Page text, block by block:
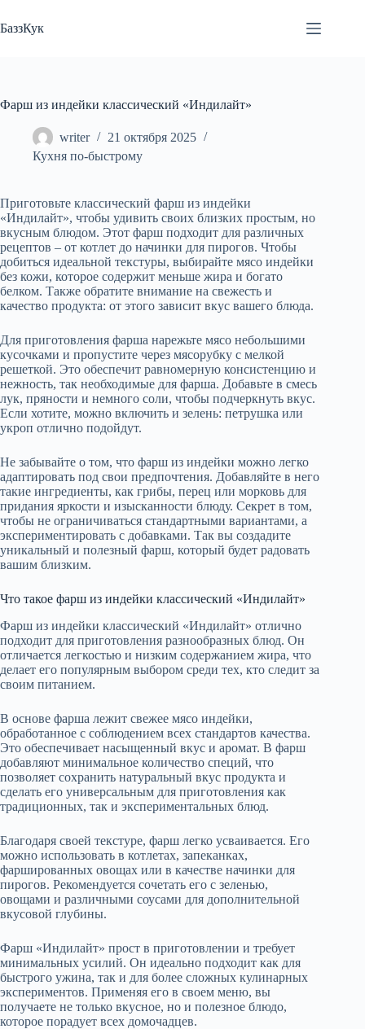
к
сути
БаззКук
Фарш из индейки классический «Индилайт»
writer
21 октября 2025
Кухня по-быстрому
Приготовьте классический фарш из индейки
«Индилайт», чтобы удивить своих близких простым, но
вкусным блюдом. Этот фарш подходит для различных
рецептов – от котлет до начинки для пирогов. Чтобы
добиться идеальной текстуры, выбирайте мясо индейки
без кожи, которое содержит меньше жира и богато
белком. Также обратите внимание на свежесть и
качество продукта: от этого зависит вкус вашего блюда.
Для приготовления фарша нарежьте мясо небольшими
кусочками и пропустите через мясорубку с мелкой
решеткой. Это обеспечит равномерную консистенцию и
нежность, так необходимые для фарша. Добавьте в смесь
лук, пряности и немного соли, чтобы подчеркнуть вкус.
Если хотите, можно включить и зелень: петрушка или
укроп отлично подойдут.
Не забывайте о том, что фарш из индейки можно легко
адаптировать под свои предпочтения. Добавляйте в него
такие ингредиенты, как грибы, перец или морковь для
придания яркости и изысканности блюду. Секрет в том,
чтобы не ограничиваться стандартными вариантами, а
экспериментировать с добавками. Так вы создадите
уникальный и полезный фарш, который будет радовать
вашим близким.
Что такое фарш из индейки классический «Индилайт»
Фарш из индейки классический «Индилайт» отлично
подходит для приготовления разнообразных блюд. Он
отличается легкостью и низким содержанием жира, что
делает его популярным выбором среди тех, кто следит за
своим питанием.
В основе фарша лежит свежее мясо индейки,
обработанное с соблюдением всех стандартов качества.
Это обеспечивает насыщенный вкус и аромат. В фарш
добавляют минимальное количество специй, что
позволяет сохранить натуральный вкус продукта и
сделать его универсальным для приготовления как
традиционных, так и экспериментальных блюд.
Благодаря своей текстуре, фарш легко усваивается. Его
можно использовать в котлетах, запеканках,
фаршированных овощах или в качестве начинки для
пирогов. Рекомендуется сочетать его с зеленью,
овощами и различными соусами для дополнительной
вкусовой глубины.
Фарш «Индилайт» прост в приготовлении и требует
минимальных усилий. Он идеально подходит как для
быстрого ужина, так и для более сложных кулинарных
экспериментов. Применяя его в своем меню, вы
получаете не только вкусное, но и полезное блюдо,
которое порадует всех домочадцев.